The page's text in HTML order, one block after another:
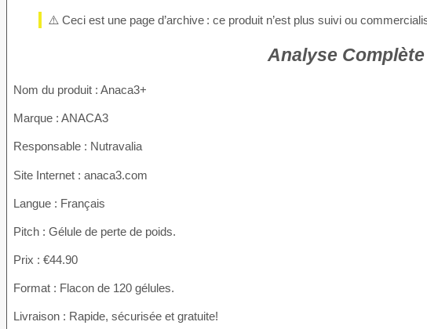
⚠️ Ceci est une page d’archive : ce produit n’est plus suivi ou
Analyse
Nom du produit : Anaca3+
Marque : ANACA3
Responsable : Nutravalia
Site Internet : anaca3.com
Langue : Français
Pitch : Gélule de perte de poids.
Prix : €44.90
Format : Flacon de 120 gélules.
Livraison : Rapide, sécurisée et gratuite!